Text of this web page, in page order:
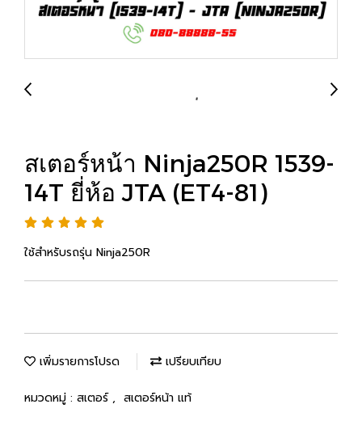
สเตอร์หน้า Ninja250R 1539-
14T ยี่ห้อ JTA (ET4-81)
ใช้สำหรับรถรุ่น Ninja250R
เพิ่มรายการโปรด เปรียบเทียบ
หมวดหมู่ : สเตอร์ , สเตอร์หน้า แท้